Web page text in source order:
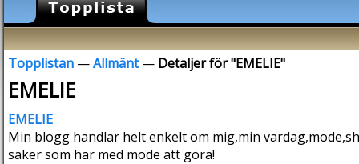
Topplistan —Allmänt— Detaljer för "EMELIE"
EMELIE
EMELIE
Min blogg handlar helt enkelt om mig,min
saker som har med mode att göra!